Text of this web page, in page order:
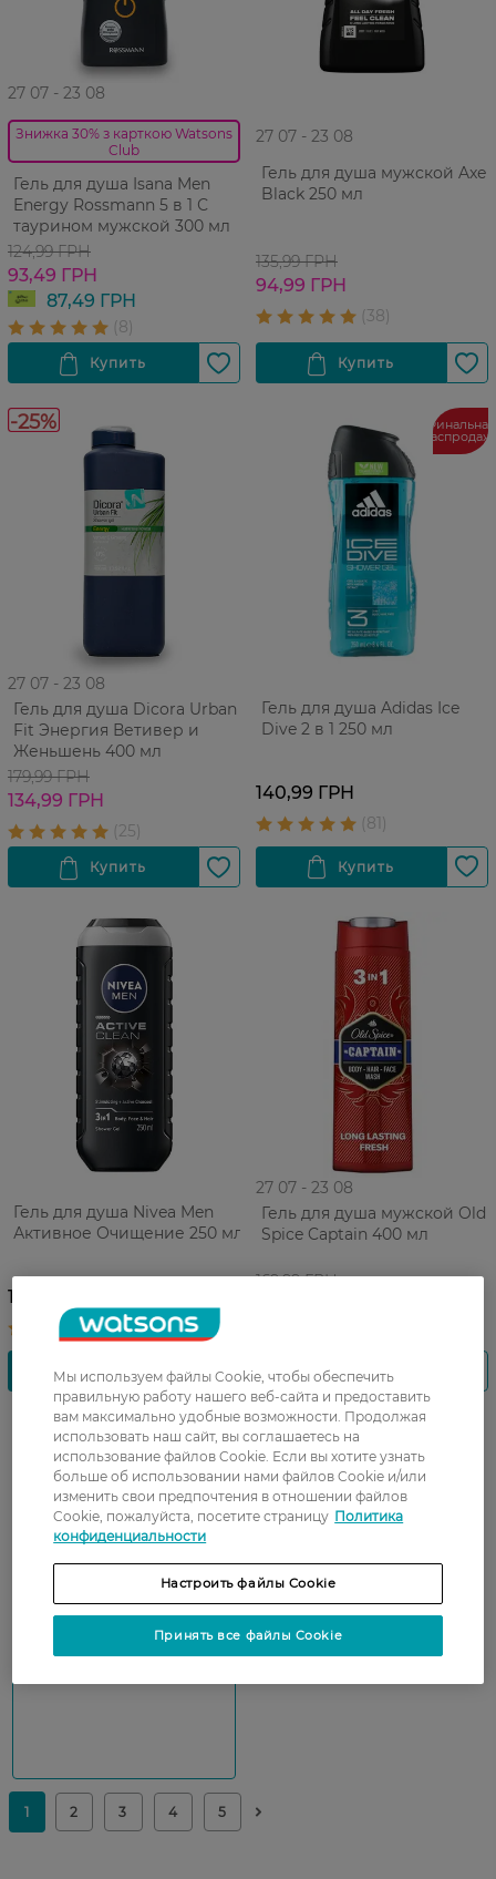
27 07 - 23 08
Знижка 30% з карткою Watsons
Club
Гель для душа Isana Men
Energy Rossmann 5 в 1 С
таурином мужской 300 мл
124,99 ГРН
93,49 ГРН
87,49 ГРН
27 07 - 23 08
Гель для душа мужской Axe
Black 250 мл
135,99 ГРН
94,99 ГРН
-25%
27 07 - 23 08
Гель для душа Dicora Urban
Fit Энергия Ветивер и
Женьшень 400 мл
179,99 ГРН
134,99 ГРН
Финальная
Гель для душа Adidas Ice
Dive 2 в 1 250 мл
140,99 ГРН
Гель для душа Nivea Men
Активное Очищение 250 мл
181,99 ГРН
27 07 - 23 08
Гель для душа мужской Old
Spice Captain 400 мл
169,99 ГРН
Показати ще
Мы используем файлы Cookie, чтобы обеспечить
правильную работу нашего веб-сайта и предоставить
вам максимально удобные возможности. Продолжая
использовать наш сайт, вы соглашаетесь на
использование файлов Cookie. Если вы хотите узнать
больше об использовании нами файлов Cookie и/или
изменить свои предпочтения в отношении файлов
Cookie, пожалуйста, посетите страницу Политика
конфиденциальности
Настроить файлы Cookie
Принять все файлы Cookie